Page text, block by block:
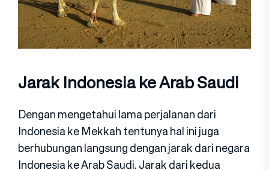
Jarak Indonesia ke Arab Saudi
Dengan mengetahui lama perjalanan dari
Indonesia ke Mekkah tentunya hal ini juga
berhubungan langsung dengan jarak dari negara
Indonesia ke Arab Saudi. Jarak dari kedua